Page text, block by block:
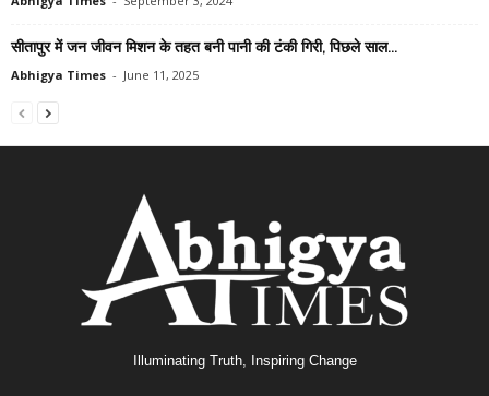
सीतापुर में जन जीवन मिशन के तहत बनी पानी की टंकी गिरी, पिछले साल...
Abhigya Times - June 11, 2025
Illuminating Truth, Inspiring Change